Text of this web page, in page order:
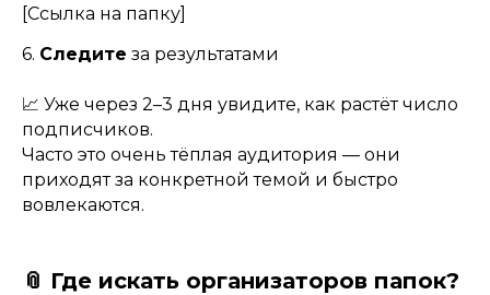
[Ссылка на папку]
6. Следите за результатами
📈 Уже через 2–3 дня увидите, как растёт число
подписчиков.
Часто это очень тёплая аудитория — они
приходят за конкретной темой и быстро
вовлекаются.
📎 Где искать организаторов папок?